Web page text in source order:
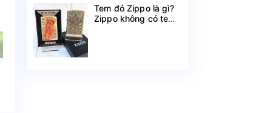
Tem đỏ Zippo là gì?
Zippo không có tem